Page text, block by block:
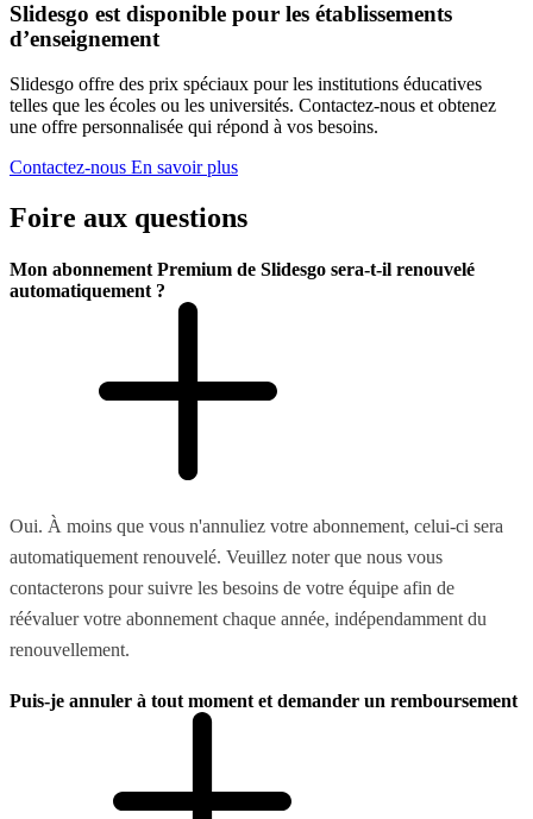
Slidesgo est disponible pour les établissements
d’enseignement
Slidesgo offre des prix spéciaux pour les institutions éducatives
telles que les écoles ou les universités. Contactez-nous et obtenez
une offre personnalisée qui répond à vos besoins.
Contactez-nous En savoir plus
Foire aux questions
Mon abonnement Premium de Slidesgo sera-t-il renouvelé
automatiquement ?
Oui. À moins que vous n'annuliez votre abonnement, celui-ci sera
automatiquement renouvelé. Veuillez noter que nous vous
contacterons pour suivre les besoins de votre équipe afin de
réévaluer votre abonnement chaque année, indépendamment du
renouvellement.
Puis-je annuler à tout moment et demander un remboursement